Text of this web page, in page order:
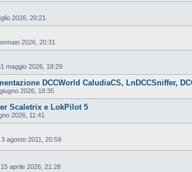
2026, 20:21
2026, 20:31
maggio 2026, 18:29
DCCWorld CaludiaCS, LnDCCSniffer,
2026, 18:35
Scaletrix e LokPilot 5
2026, 11:41
agosto 2011, 20:59
aprile 2026, 21:28